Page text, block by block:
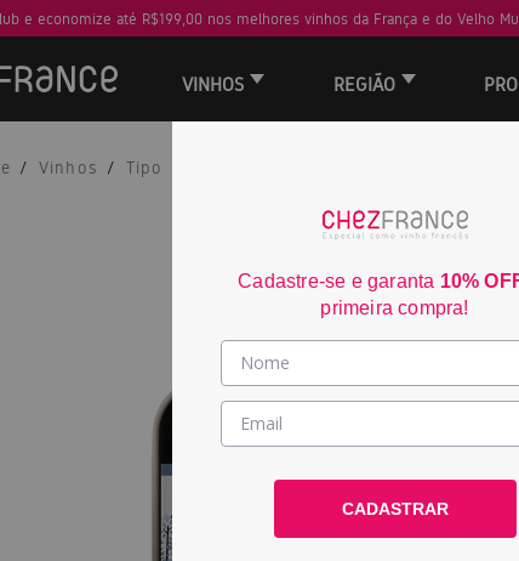
e economize até R$199,00 nos melhores vinhos da França e do Velho
VINHOS REGIÃO
Vinhos Tipo
Cadastre-se e garanta 10%
primeira compra!
CADASTRAR